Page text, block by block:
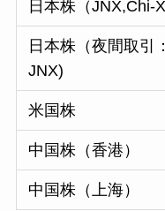
日本株（JNX,Chi-X
日本株（夜間取引：
JNX)
米国株
中国株（香港）
中国株（上海）